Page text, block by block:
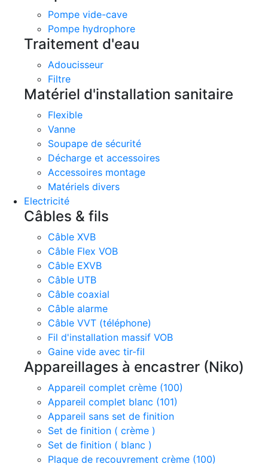
Pompe vide-cave
Pompe hydrophore
Traitement d'eau
Adoucisseur
Filtre
Matériel d'installation sanitaire
Flexible
Vanne
Soupape de sécurité
Décharge et accessoires
Accessoires montage
Matériels divers
Electricité
Câbles & fils
Câble XVB
Câble Flex VOB
Câble EXVB
Câble UTB
Câble coaxial
Câble alarme
Câble VVT (téléphone)
Fil d'installation massif VOB
Gaine vide avec tir-fil
Appareillages à encastrer (Niko)
Appareil complet crème (100)
Appareil complet blanc (101)
Appareil sans set de finition
Set de finition ( crème )
Set de finition ( blanc )
Plaque de recouvrement crème (100)